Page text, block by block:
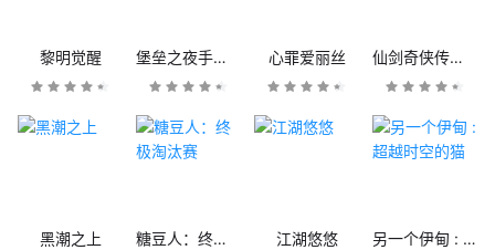
黎明觉醒 堡垒之夜手机版 心罪爱丽丝 仙剑奇侠传九野
黑潮之上 糖豆人：终极淘汰赛 江湖悠悠 另一个伊甸 : 超越时空的猫